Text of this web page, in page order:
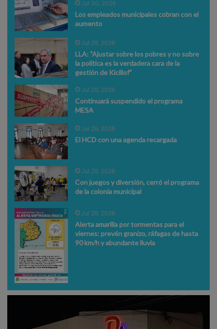
Jul 30, 2026
Los empleados municipales cobran con el
aumento
Jul 29, 2026
LLA: "Ajustar sobre los pobres y no sobre
la política es la verdadera cara de la
gestión de Kicillof"
Jul 29, 2026
Continuará suspendido el programa
MESA
Jul 29, 2026
El HCD con una agenda recargada
Jul 29, 2026
Con juegos y diversión, cerró el programa
de la colonia municipal
Jul 29, 2026
Alerta amarilla por tormentas para el
viernes: prevén granizo, ráfagas de hasta
90 km/h y abundante lluvia